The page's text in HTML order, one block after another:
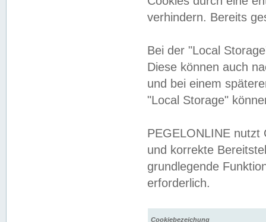
verhindern. Bereits
Bei der "Local
Diese können auch
und bei einem
"Local Storage"
PEGELONLINE nutzt
und korrekte
grundlegende
erforderlich.
Cookiebezeichung